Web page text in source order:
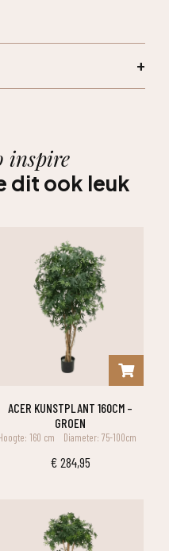
inspire
dit ook leuk
ACER KUNSTPLANT 160CM –
GROEN
Hoogte: 160 cm Diameter: 75-100cm
€ 284,95